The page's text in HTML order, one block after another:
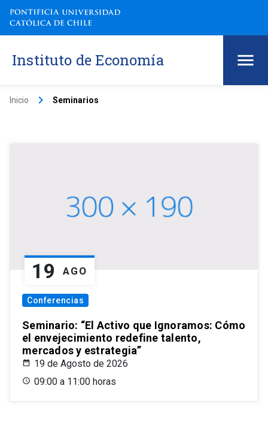
Instituto de Economía
Inicio keyboard_arrow_right Seminarios
19 AGO
Conferencias
Seminario: “El Activo que Ignoramos: Cómo
el envejecimiento redefine talento,
mercados y estrategia”
19 de Agosto de 2026
09:00 a 11:00 horas